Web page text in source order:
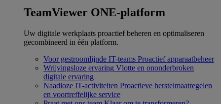
TeamViewer ONE-platform
Uw digitale werkplaats proactief beheren en optimaliseren
gecombineerd in één platform.
Voor gestroomlijnde IT-teams Proactief apparaatbeheer
Wrijvingsloze ervaring Vlotte en ononderbroken
digitale ervaring
Naadloze IT-activiteiten Proactieve herstelmaatregelen
en voortreffelijke service